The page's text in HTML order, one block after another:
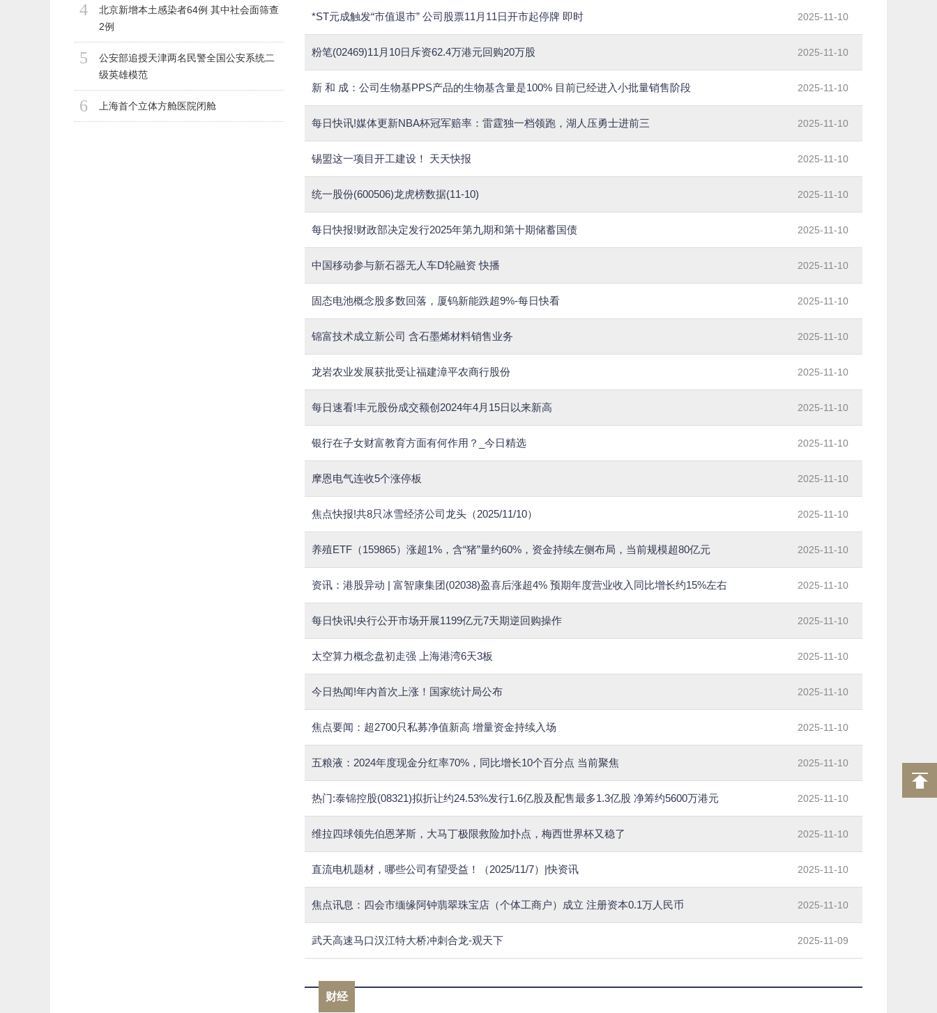
4
北京新增本土感染者64例 其中社会面筛查
2例
5
公安部追授天津两名民警全国公安系统二
级英雄模范
6 上海首个立体方舱医院闭舱
*ST元成触发“市值退市” 公司股票11月11日开市起停牌 即时 2025-11-10
粉笔(02469)11月10日斥资62.4万港元回购20万股 2025-11-10
新 和 成：公司生物基PPS产品的生物基含量是100% 目前已经进入小批量销售阶段 2025-11-10
每日快讯!媒体更新NBA杯冠军赔率：雷霆独一档领跑，湖人压勇士进前三 2025-11-10
锡盟这一项目开工建设！ 天天快报 2025-11-10
统一股份(600506)龙虎榜数据(11-10) 2025-11-10
每日快报!财政部决定发行2025年第九期和第十期储蓄国债 2025-11-10
中国移动参与新石器无人车D轮融资 快播 2025-11-10
固态电池概念股多数回落，厦钨新能跌超9%-每日快看 2025-11-10
锦富技术成立新公司 含石墨烯材料销售业务 2025-11-10
龙岩农业发展获批受让福建漳平农商行股份 2025-11-10
每日速看!丰元股份成交额创2024年4月15日以来新高 2025-11-10
银行在子女财富教育方面有何作用？_今日精选 2025-11-10
摩恩电气连收5个涨停板 2025-11-10
焦点快报!共8只冰雪经济公司龙头（2025/11/10） 2025-11-10
养殖ETF（159865）涨超1%，含“猪”量约60%，资金持续左侧布局，当前规模超80亿元 2025-11-10
资讯：港股异动 | 富智康集团(02038)盈喜后涨超4% 预期年度营业收入同比增长约15%左右 2025-11-10
每日快讯!央行公开市场开展1199亿元7天期逆回购操作 2025-11-10
太空算力概念盘初走强 上海港湾6天3板 2025-11-10
今日热闻!年内首次上涨！国家统计局公布 2025-11-10
焦点要闻：超2700只私募净值新高 增量资金持续入场 2025-11-10
五粮液：2024年度现金分红率70%，同比增长10个百分点 当前聚焦 2025-11-10
热门:泰锦控股(08321)拟折让约24.53%发行1.6亿股及配售最多1.3亿股 净筹约5600万港元 2025-11-10
维拉四球领先伯恩茅斯，大马丁极限救险加扑点，梅西世界杯又稳了 2025-11-10
直流电机题材，哪些公司有望受益！（2025/11/7）|快资讯 2025-11-10
焦点讯息：四会市缅缘阿钟翡翠珠宝店（个体工商户）成立 注册资本0.1万人民币 2025-11-10
武天高速马口汉江特大桥冲刺合龙-观天下 2025-11-09
财经